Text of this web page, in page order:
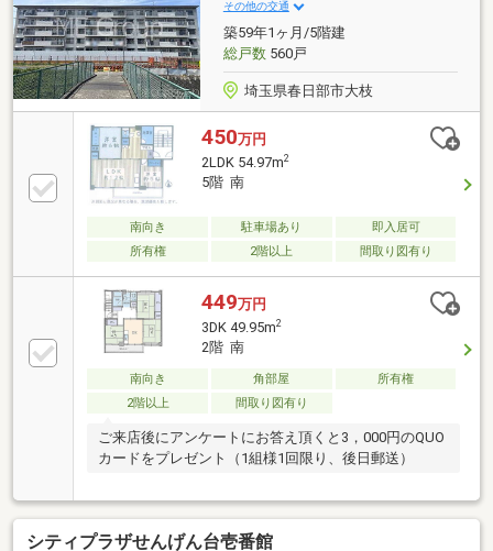
その他の交通
築59年1ヶ月/5階建
総戸数560戸
埼玉県春日部市大枝
450万円
2LDK 54.97m2
5階 南
南向き 駐車場あり
即入居可
所有権
2階以上 間取り図有り
449万円
3DK 49.95m2
2階 南
南向き 角部屋
所有権
2階以上
間取り図有り
ご来店後にアンケートにお答え頂くと3，000円のQUO
カードをプレゼント（1組様1回限り、後日郵送）
シティプラザせんげん台壱番館